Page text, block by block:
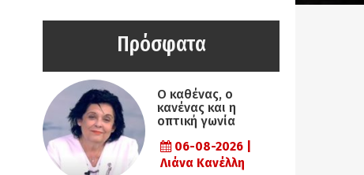
Πρόσφατα
Ο καθένας, ο
κανένας και η
οπτική γωνία
06-08-2026 |
Λιάνα Κανέλλη